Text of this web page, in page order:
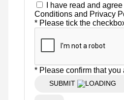
I have read and
Conditions and Privacy
* Please tick the
* Please confirm that you
SUBMIT